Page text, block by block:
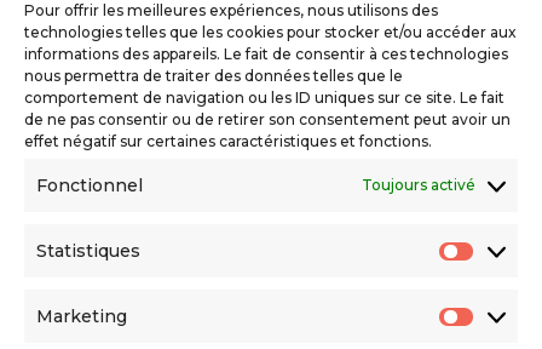
Pour offrir les meilleures expériences, nous utilisons des
technologies telles que les cookies pour stocker et/ou accéder aux
informations des appareils. Le fait de consentir à ces technologies
nous permettra de traiter des données telles que le
comportement de navigation ou les ID uniques sur ce site. Le fait
de ne pas consentir ou de retirer son consentement peut avoir un
effet négatif sur certaines caractéristiques et fonctions.
Fonctionnel Toujours activé
Statistiques
Marketing
Mentions légales
Politique de confidentialité
Déclaration d’accessibilité numérique
Ils nous soutiennent